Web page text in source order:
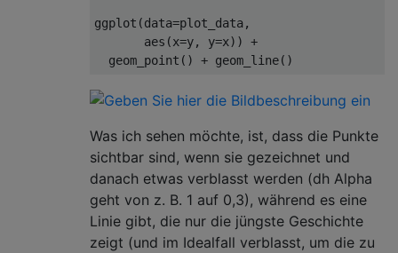
ggplot (data=plot_data,
       aes
(x=y, y=x))
+
  geom_point
() + geom_line()
Was ich sehen möchte, ist, dass die Punkte
sichtbar sind, wenn sie gezeichnet und
danach etwas verblasst werden (dh Alpha
geht von z. B. 1 auf 0,3), während es eine
Linie gibt, die nur die jüngste Geschichte
zeigt (und im Idealfall verblasst, um die zu